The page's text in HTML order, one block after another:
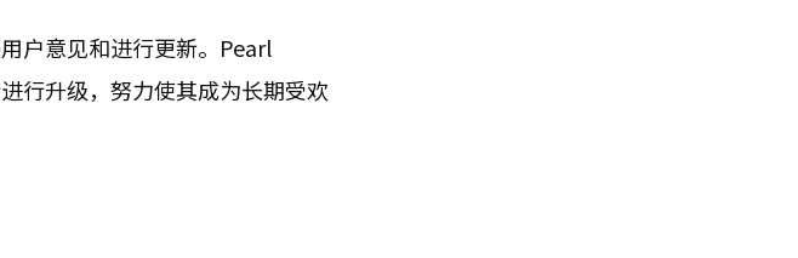
户意见和进行更新。Pearl
行升级，努力使其成为长期受欢